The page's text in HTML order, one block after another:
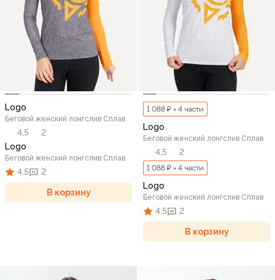
Logo
Беговой женский лонгслив Сплав
4,5
2
Logo
Беговой женский лонгслив Сплав
4,5 2
В корзину
1 088 ₽ × 4 части
Logo
Беговой женский лонгслив Сплав
4,5 2
1 088 ₽ × 4 части
Logo
Беговой женский лонгслив Сплав
4,5 2
В корзину